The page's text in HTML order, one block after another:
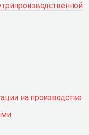
на производстве